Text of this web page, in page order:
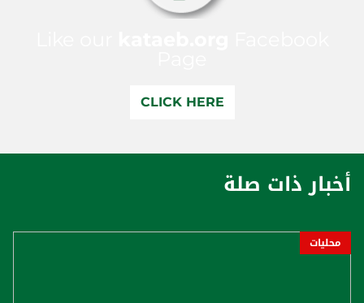
CLICK HERE
أخبار ذات صلة
محليات